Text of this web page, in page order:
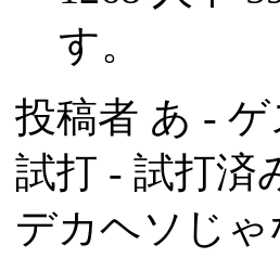
す。
投稿者 あ -
試打 - 試打済
デカヘソじ